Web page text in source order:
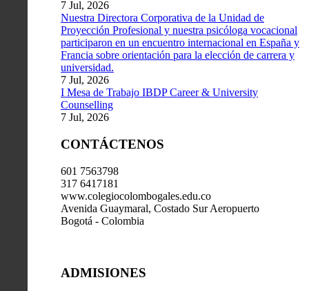
7 Jul, 2026
Nuestra Directora Corporativa de la Unidad de
Proyección Profesional y nuestra psicóloga vocacional
participaron en un encuentro internacional en España y
Francia sobre orientación para la elección de carrera y
universidad.
7 Jul, 2026
I Mesa de Trabajo IBDP Career & University
Counselling
7 Jul, 2026
CONTÁCTENOS
601 7563798
317 6417181
www.colegiocolombogales.edu.co
Avenida Guaymaral, Costado Sur Aeropuerto
Bogotá - Colombia
ADMISIONES